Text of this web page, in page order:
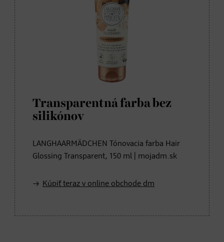
Transparentná farba bez
silikónov
LANGHAARMÄDCHEN Tónovacia farba Hair
Glossing Transparent, 150 ml | mojadm.sk
Kúpiť teraz v online obchode dm